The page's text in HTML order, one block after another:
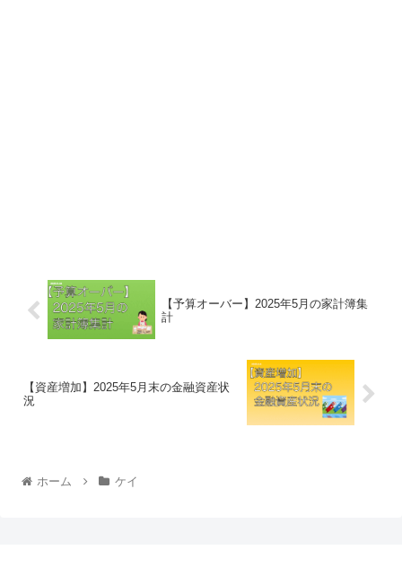
【予算オーバー】2025年5月の家計簿集
計
【資産増加】2025年5月末の金融資産状
況
ホーム ケイ